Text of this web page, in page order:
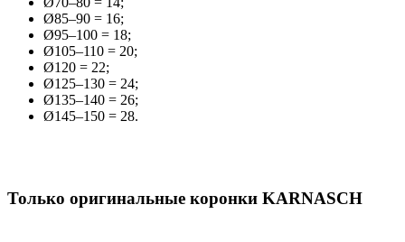
Ø85–90 = 16;
Ø95–100 = 18;
Ø105–110 = 20;
Ø120 = 22;
Ø125–130 = 24;
Ø135–140 = 26;
Ø145–150 = 28.
Только оригинальные коронки KARNASCH